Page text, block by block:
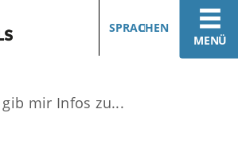
MENÜ
SPRACHEN